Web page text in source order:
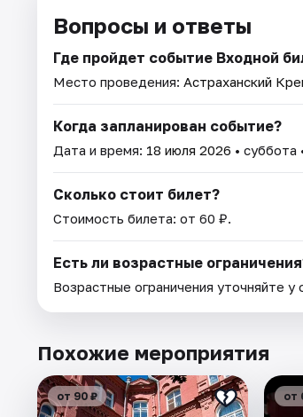
Вопросы и ответы
Где пройдет событие Входной
Место проведения: Астраханский
Когда запланирован событие?
Дата и время: 18 июля 2026 • суббота
Сколько стоит билет?
Стоимость билета: от 60 ₽.
Есть ли возрастные
Возрастные ограничения уточняйте у
Похожие мероприятия
от 90 ₽ от